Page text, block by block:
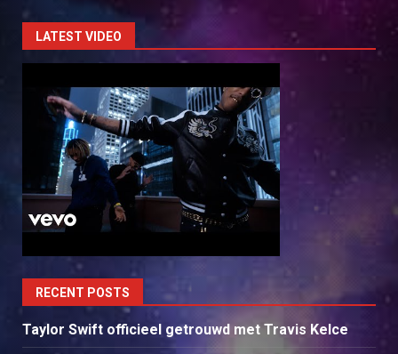
LATEST VIDEO
RECENT POSTS
Taylor Swift officieel getrouwd met Travis Kelce